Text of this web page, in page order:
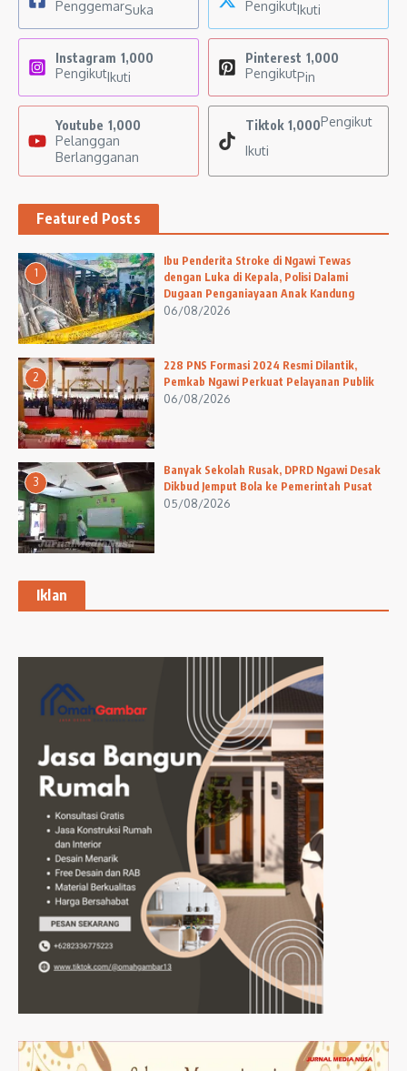
PenggemarSuka PengikutIkuti
Instagram 1,000
PengikutIkuti
Pinterest 1,000
PengikutPin
Youtube 1,000
Pelanggan
Berlangganan
Tiktok 1,000Pengikut
Ikuti
Featured Posts
1
Ibu Penderita Stroke di Ngawi Tewas
dengan Luka di Kepala, Polisi Dalami
Dugaan Penganiayaan Anak Kandung
06/08/2026
2
228 PNS Formasi 2024 Resmi Dilantik,
Pemkab Ngawi Perkuat Pelayanan Publik
06/08/2026
3
Banyak Sekolah Rusak, DPRD Ngawi Desak
Dikbud Jemput Bola ke Pemerintah Pusat
05/08/2026
Iklan